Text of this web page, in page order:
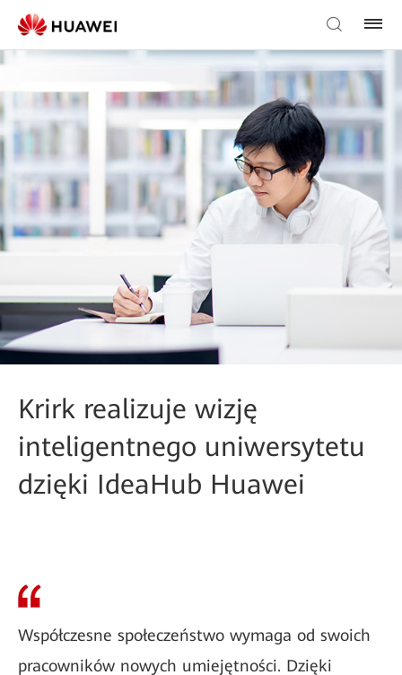
Krirk realizuje wizję
inteligentnego uniwersytetu
dzięki IdeaHub Huawei
Współczesne społeczeństwo wymaga od swoich
pracowników nowych umiejętności. Dzięki